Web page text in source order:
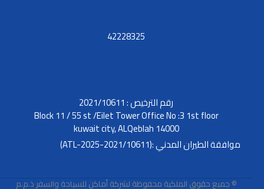
42228325
رقم الترخيص : 2021/10611
Block 11 / 55 st /Eilet Tower Office No :3 1st floor
kuwait city, ALQeblah 14000
موافقة الطيران المدني :(2021/10611-ATL-2025)
© جميع حقوق الملكية محفوظة لشركة أماكن للسياحة والسفر ذ.م.م